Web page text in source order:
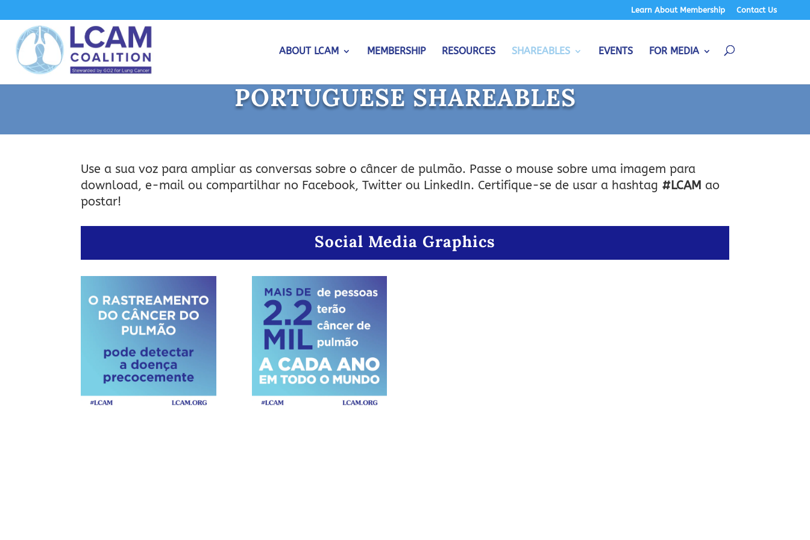
Learn About Membership Contact Us
ABOUT LCAM MEMBERSHIP RESOURCES SHAREABLES EVENTS FOR MEDIA
PORTUGUESE SHAREABLES
Use a sua voz para ampliar as conversas sobre o câncer de pulmão. Passe o mouse sobre uma imagem para
download, e-mail ou compartilhar no Facebook, Twitter ou LinkedIn. Certifique-se de usar a hashtag #LCAM ao
postar!
Social Media Graphics